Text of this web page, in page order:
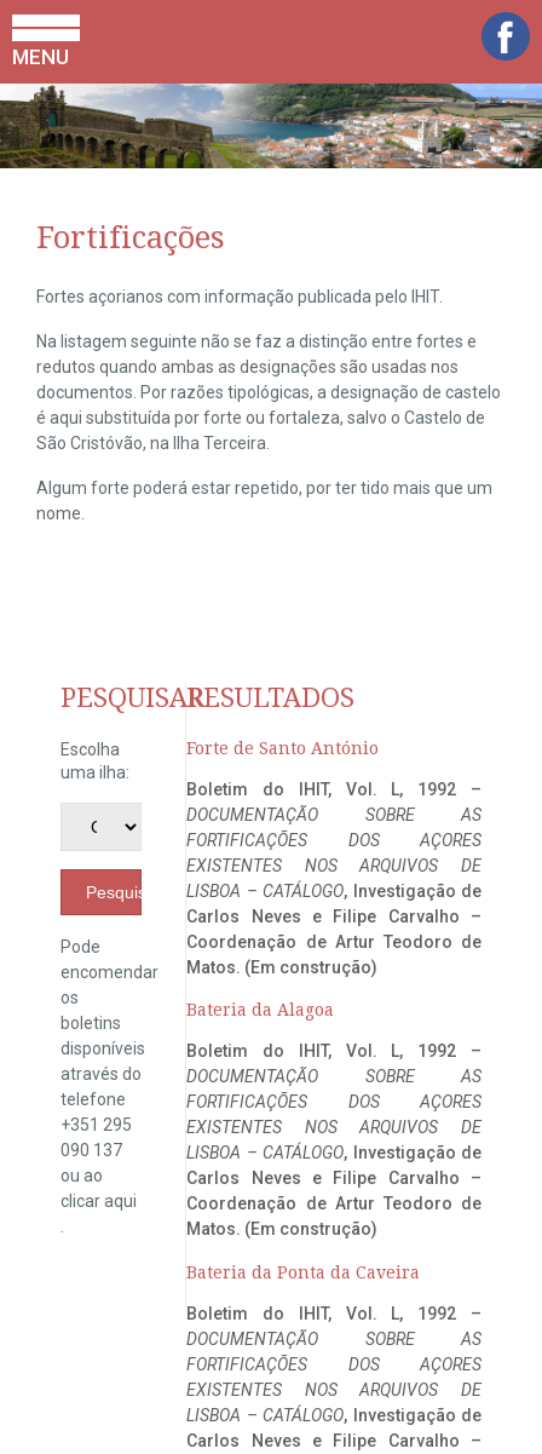
MENU
Fortificações
Fortes açorianos com informação publicada pelo IHIT.
Na listagem seguinte não se faz a distinção entre fortes e
redutos quando ambas as designações são usadas nos
documentos. Por razões tipológicas, a designação de castelo
é aqui substituída por forte ou fortaleza, salvo o Castelo de
São Cristóvão, na Ilha Terceira.
Algum forte poderá estar repetido, por ter tido mais que um
nome.
PESQUISAR
Escolha
uma ilha:
Pesquisar
Pode
encomendar
os
boletins
disponíveis
através do
telefone
+351 295
090 137
ou ao
clicaraqui
RESULTADOS
Forte de Santo António
Boletim do IHIT, Vol. L, 1992 –
DOCUMENTAÇÃO SOBRE AS
FORTIFICAÇÕES DOS AÇORES
EXISTENTES NOS ARQUIVOS DE
LISBOA – CATÁLOGO, Investigação de
Carlos Neves e Filipe Carvalho –
Coordenação de Artur Teodoro de
Matos. (Em construção)
Bateria da Alagoa
Boletim do IHIT, Vol. L, 1992 –
DOCUMENTAÇÃO SOBRE AS
FORTIFICAÇÕES DOS AÇORES
EXISTENTES NOS ARQUIVOS DE
LISBOA – CATÁLOGO, Investigação de
Carlos Neves e Filipe Carvalho –
Coordenação de Artur Teodoro de
Matos. (Em construção)
Bateria da Ponta da Caveira
Boletim do IHIT, Vol. L, 1992 –
DOCUMENTAÇÃO SOBRE AS
FORTIFICAÇÕES DOS AÇORES
EXISTENTES NOS ARQUIVOS DE
LISBOA – CATÁLOGO, Investigação de
Carlos Neves e Filipe Carvalho –